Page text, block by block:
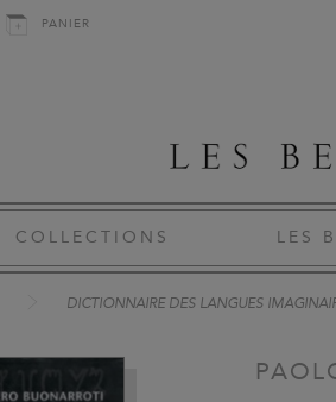
PANIER
COLLECTIONS LES
DICTIONNAIRE DES LANGUES